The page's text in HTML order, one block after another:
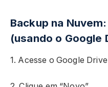
Backup na
(usando o Google
1. Acesse o Google